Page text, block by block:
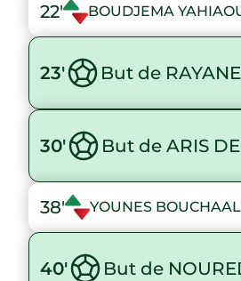
22' BOUDJEMA
23' But de
30' But de ARIS
38' YOUNES
40' But de